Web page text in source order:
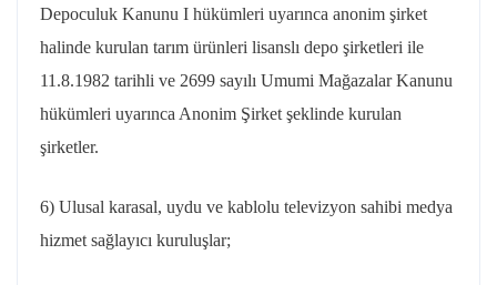
Depoculuk Kanunu I hükümleri uyarınca anonim şirket
halinde kurulan tarım ürünleri lisanslı depo şirketleri ile
11.8.1982 tarihli ve 2699 sayılı Umumi Mağazalar Kanunu
hükümleri uyarınca Anonim Şirket şeklinde kurulan
şirketler.
6) Ulusal karasal, uydu ve kablolu televizyon sahibi medya
hizmet sağlayıcı kuruluşlar;